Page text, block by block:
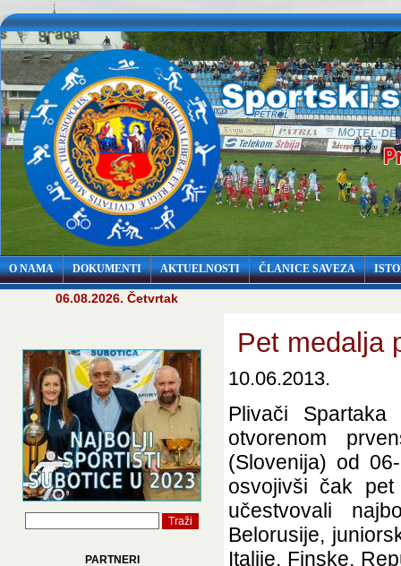
O NAMA DOKUMENTI AKTUELNOSTI ČLANICE SAVEZA
06.08.2026. Četvrtak
PARTNERI
Pet medalja
10.06.2013.
Plivači
otvorenom
(Slovenija) od
osvojivši čak
učestvovali
Belorusije,
Italije, Finske,